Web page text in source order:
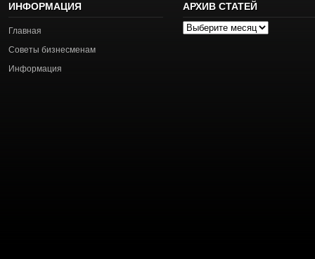
ИНФОРМАЦИЯ
Главная
Советы бизнесменам
Информация
АРХИВ СТАТЕЙ
Архив